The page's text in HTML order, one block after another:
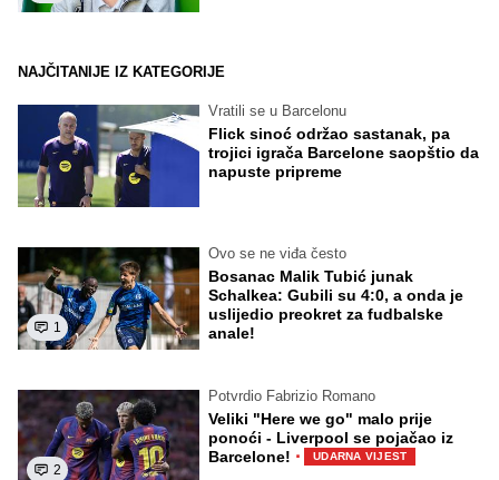
NAJČITANIJE IZ KATEGORIJE
Vratili se u Barcelonu
Flick sinoć održao sastanak, pa
trojici igrača Barcelone saopštio da
napuste pripreme
1
Ovo se ne viđa često
Bosanac Malik Tubić junak
Schalkea: Gubili su 4:0, a onda je
uslijedio preokret za fudbalske
anale!
2
Potvrdio Fabrizio Romano
Veliki "Here we go" malo prije
ponoći - Liverpool se pojačao iz
Barcelone! · UDARNA VIJEST